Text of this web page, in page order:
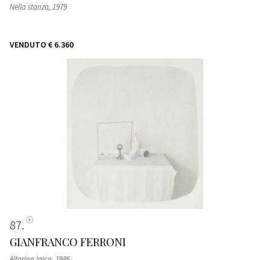
Nella stanza, 1979
VENDUTO € 6.360
87
GIANFRANCO FERRONI